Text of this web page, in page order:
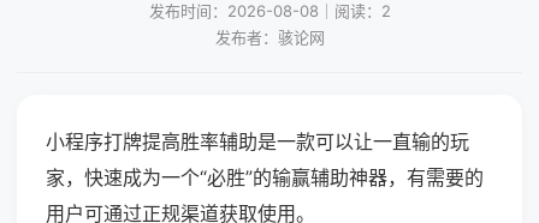
发布时间：2026-08-08｜阅读：2
发布者：骇论网
小程序打牌提高胜率辅助是一款可以让一直输的玩
家，快速成为一个“必胜”的输赢辅助神器，有需要的
用户可通过正规渠道获取使用。